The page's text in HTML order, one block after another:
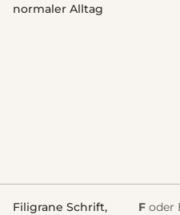
normaler Alltag
Filigrane Schrift,
F oder